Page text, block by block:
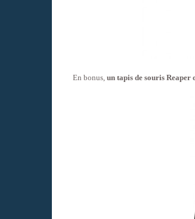
En bonus, un tapis de souris Reaper